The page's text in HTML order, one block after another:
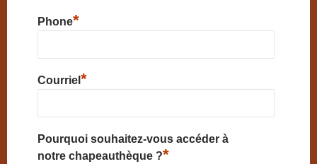
Phone*
Courriel *
Pourquoi souhaitez-vous accéder à
notre chapeauthèque ?*